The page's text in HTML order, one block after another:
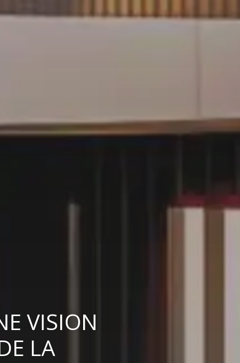
VISION
LA